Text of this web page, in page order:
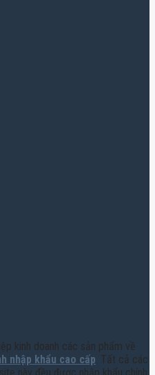
kinh doanh các sản phẩm về
nhập khẩu cao cấp. Tất cả các